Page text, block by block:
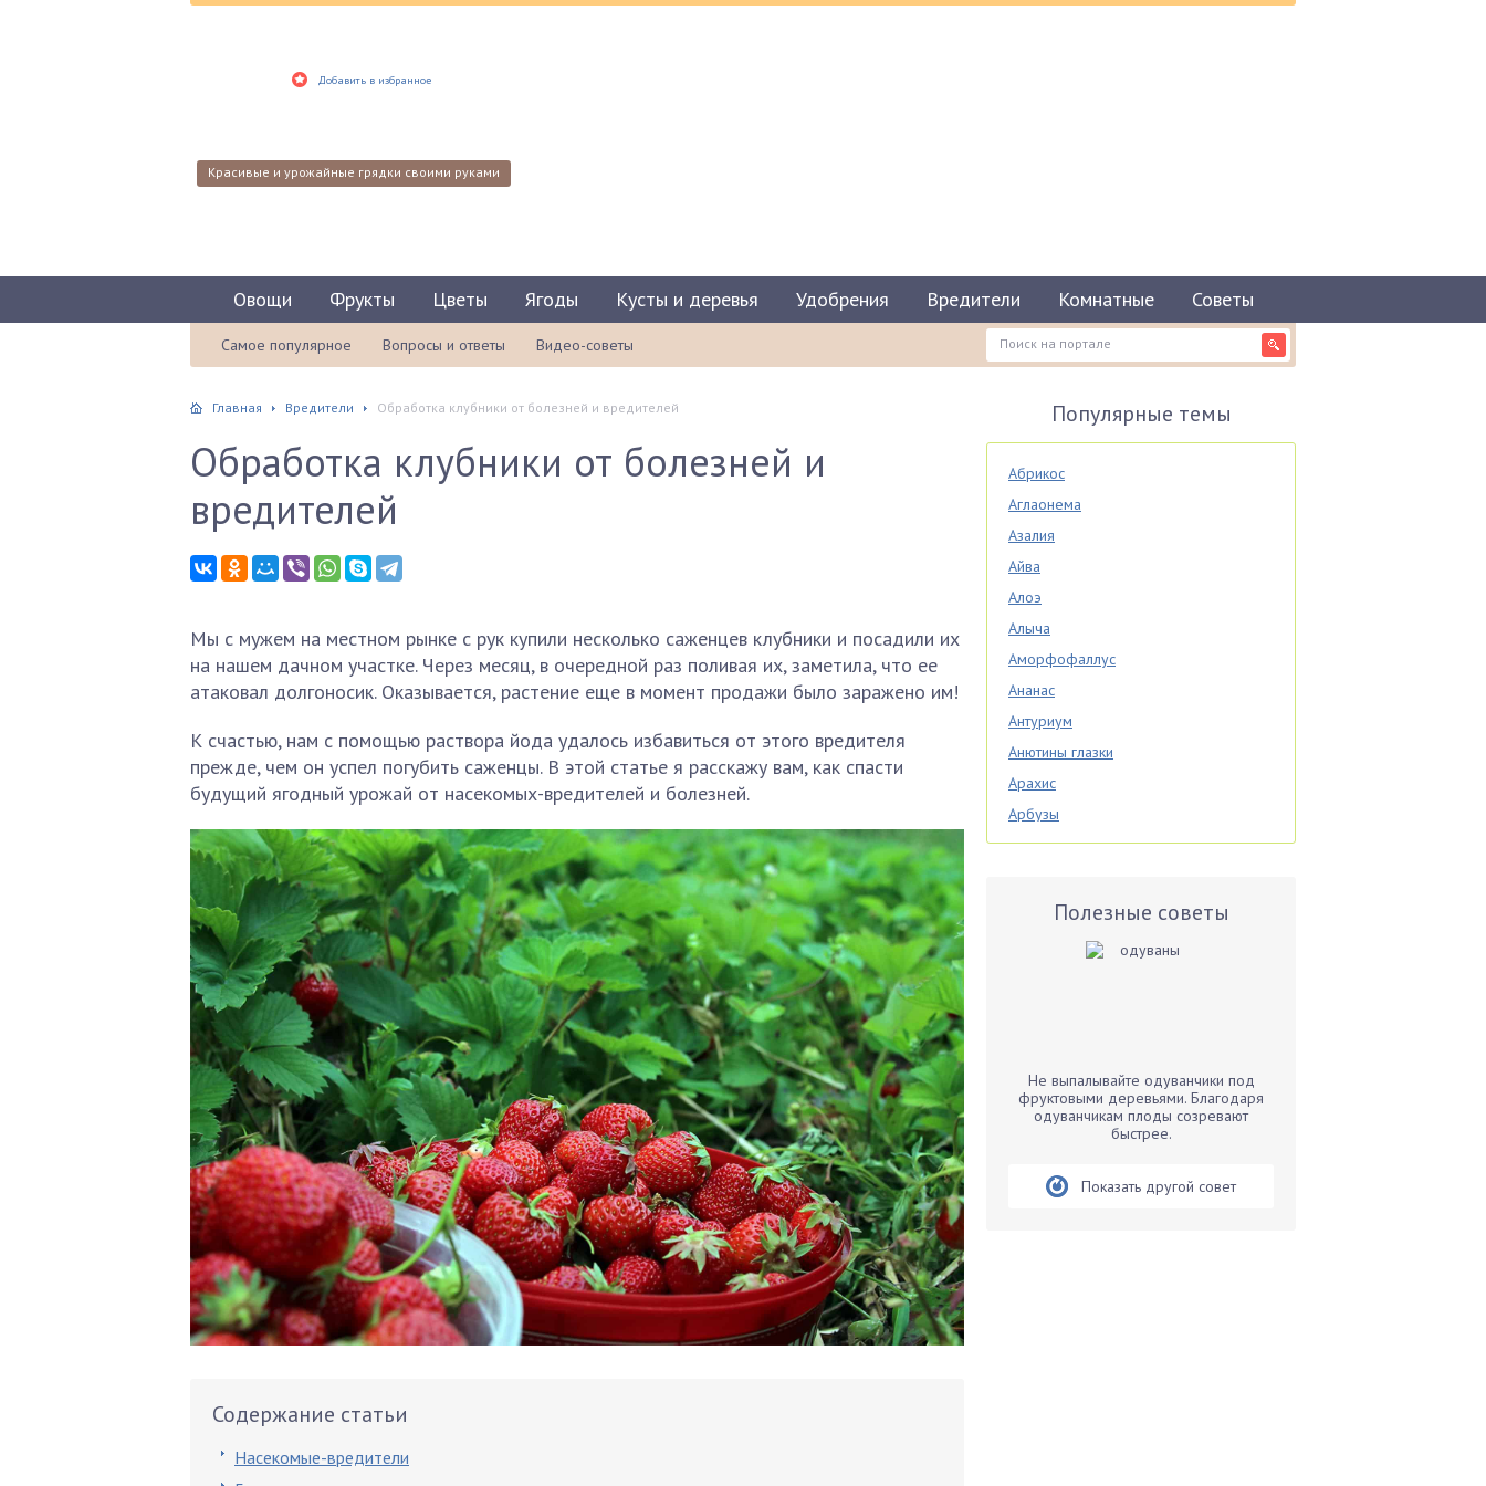
Красивые и урожайные грядки своими руками
Овощи Фрукты Цветы Ягоды Кусты и деревья Удобрения Вредители Комнатные Советы
Самое популярное Вопросы и ответы Видео-советы
Добавить в избранное
Главная Вредители Обработка клубники от болезней и вредителей
Обработка клубники от болезней и
вредителей
Мы с мужем на местном рынке с рук купили несколько саженцев клубники и посадили их
на нашем дачном участке. Через месяц, в очередной раз поливая их, заметила, что ее
атаковал долгоносик. Оказывается, растение еще в момент продажи было заражено им!
К счастью, нам с помощью раствора йода удалось избавиться от этого вредителя
прежде, чем он успел погубить саженцы. В этой статье я расскажу вам, как спасти
будущий ягодный урожай от насекомых-вредителей и болезней.
Содержание статьи
Насекомые-вредители
Популярные темы
Абрикос
Аглаонема
Азалия
Айва
Алоэ
Алыча
Аморфофаллус
Ананас
Антуриум
Анютины глазки
Арахис
Арбузы
Аспарагус
Базилик
Бархатцы
Бегония
Бирючина
Полезные советы
Не выпалывайте одуванчики под
фруктовыми деревьями. Благодаря
одуванчикам плоды созревают
быстрее.
Показать другой совет